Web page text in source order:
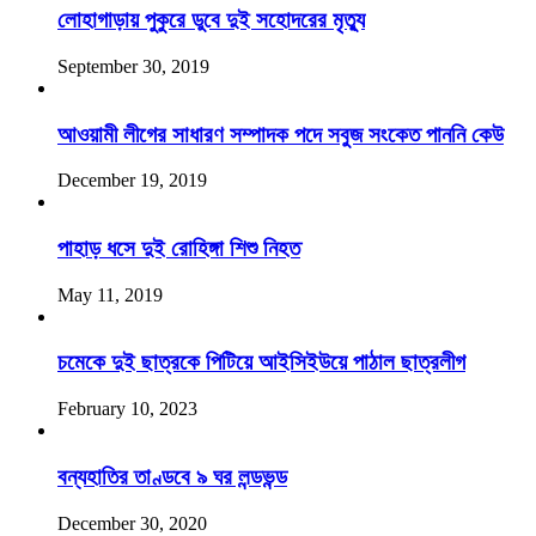
লোহাগাড়ায় পুকুরে ডুবে দুই সহোদরের মৃত্যু
September 30, 2019
আওয়ামী লীগের সাধারণ সম্পাদক পদে সবুজ সংকেত পাননি কেউ
December 19, 2019
পাহাড় ধসে দুই রোহিঙ্গা শিশু নিহত
May 11, 2019
চমেকে দুই ছাত্রকে পিটিয়ে আইসিইউয়ে পাঠাল ছাত্রলীগ
February 10, 2023
বন্যহাতির তাণ্ডবে ৯ ঘর লন্ডভন্ড
December 30, 2020